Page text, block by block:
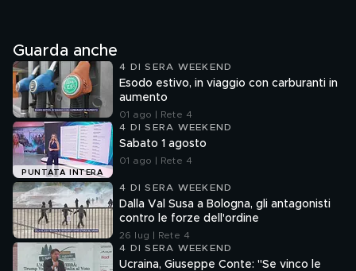
Guarda anche
4 DI SERA WEEKEND
Esodo estivo, in viaggio con carburanti in
aumento
01 ago | Rete 4
PUNTATA INTERA
4 DI SERA WEEKEND
Sabato 1 agosto
01 ago | Rete 4
4 DI SERA WEEKEND
Dalla Val Susa a Bologna, gli antagonisti
contro le forze dell'ordine
26 lug | Rete 4
4 DI SERA WEEKEND
Ucraina, Giuseppe Conte: "Se vinco le